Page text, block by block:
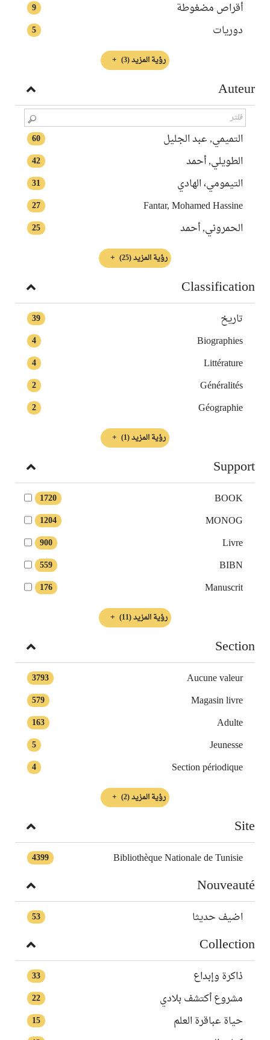
9 أقراص مضغوطة
5 دوريات
رؤية المزيد(3)
Auteur
60 التميمي, عبد الجليل‏
42 الطويلي, أحمد
31 التيمومي، الهادي
27 Fantar, Mohamed Hassine
25 الحمروني, أحمد‏
رؤية المزيد(25)
Classification
39 تاريخ
4 Biographies
4 Littérature
2 Généralités
2 Géographie
رؤية المزيد(1)
Support
1720 BOOK
1204 MONOG
900 Livre
559 BIBN
176 Manuscrit
رؤية المزيد(11)
Section
3793 Aucune valeur
579 Magasin livre
163 Adulte
5 Jeunesse
4 Section périodique
رؤية المزيد(2)
Site
4399 Bibliothèque Nationale de Tunisie
Nouveauté
53 اضيف حديثا
Collection
33 ذاكرة وإبداع
22 مشروع أكتشف بلادي
15 حياة عباقرة العلم